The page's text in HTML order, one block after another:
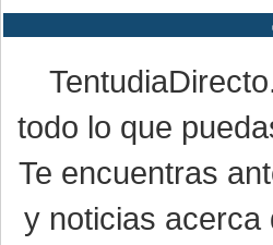
todo lo que
Te encuentras
y noticias acerca